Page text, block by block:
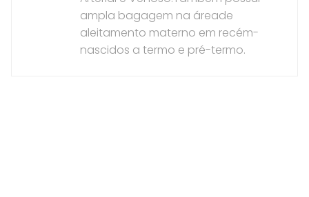
ampla bagagem na áreade
aleitamento materno em recém-
nascidos a termo e pré-termo.